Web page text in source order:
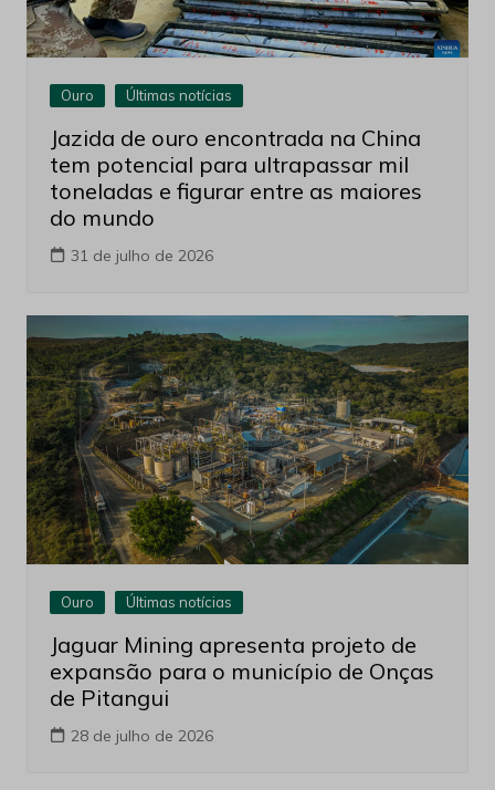
Ouro Últimas notícias
Jazida de ouro encontrada na China
tem potencial para ultrapassar mil
toneladas e figurar entre as maiores
do mundo
31 de julho de 2026
Ouro Últimas notícias
Jaguar Mining apresenta projeto de
expansão para o município de Onças
de Pitangui
28 de julho de 2026